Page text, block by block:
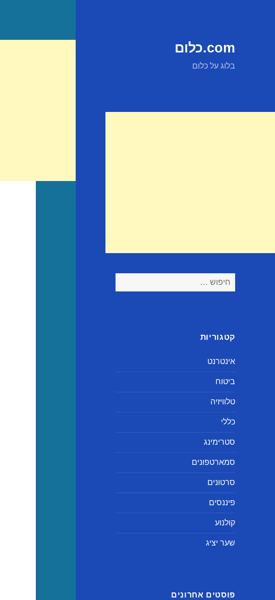
com.כלום
בלוג על כלום
חיפוש:
קטגוריות
אינטרנט
ביטוח
טלוויזיה
כללי
סטרימינג
סמארטפונים
סרטונים
פיננסים
קולנוע
שער יציג
פוסטים אחרונים